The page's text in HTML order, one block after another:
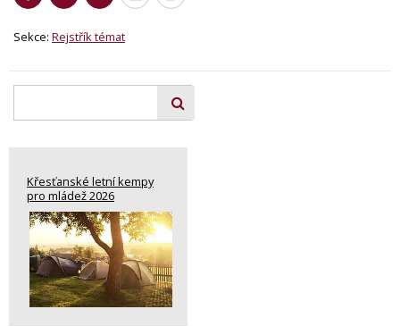
Sekce: Rejstřík témat
Křesťanské letní kempy
pro mládež 2026